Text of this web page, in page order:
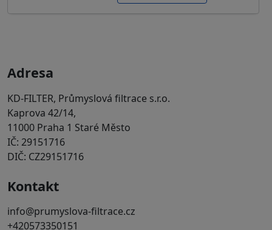
Adresa
KD-FILTER, Průmyslová filtrace s.r.o.
Kaprova 42/14,
11000 Praha 1 Staré Město
IČ: 29151716
DIČ: CZ29151716
Kontakt
info@prumyslova-filtrace.cz
+420573350151